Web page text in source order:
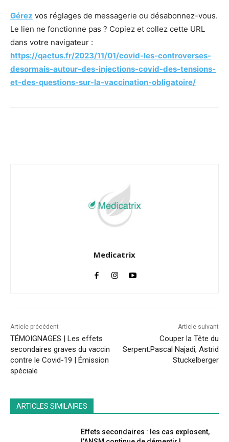
Gérez vos réglages de messagerie ou désabonnez-vous.
Le lien ne fonctionne pas ? Copiez et collez cette URL
dans votre navigateur :
https://qactus.fr/2023/11/01/covid-les-controverses-
desormais-autour-des-injections-covid-des-tensions-
et-des-questions-sur-la-vaccination-obligatoire/
Medicatrix
Article précédent
TÉMOIGNAGES | Les effets
secondaires graves du vaccin
contre le Covid-19 | Émission
spéciale
Article suivant
Couper la Tête du
Serpent.Pascal Najadi, Astrid
Stuckelberger
ARTICLES SIMILAIRES
Effets secondaires : les cas explosent,